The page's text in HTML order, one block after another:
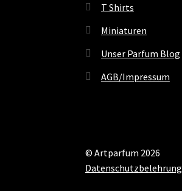
T Shirts
Miniaturen
Unser Parfum Blog
AGB/Impressum
© Artparfum 2026
Datenschutzbelehrung